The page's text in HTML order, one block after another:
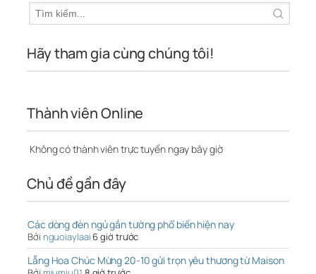
Hãy tham gia cùng chúng tôi!
Thành viên Online
Không có thành viên trực tuyến ngay bây giờ
Chủ đề gần đây
Các dòng đèn ngủ gắn tường phổ biến hiện nay
Bởi nguoiaylaai 6 giờ trước
Lẵng Hoa Chúc Mừng 20-10 gửi trọn yêu thương từ Maison